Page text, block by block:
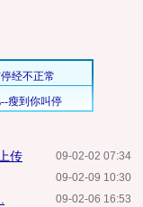
09-02-02 07:34
传
09-02-09 10:30
09-02-06 16:53